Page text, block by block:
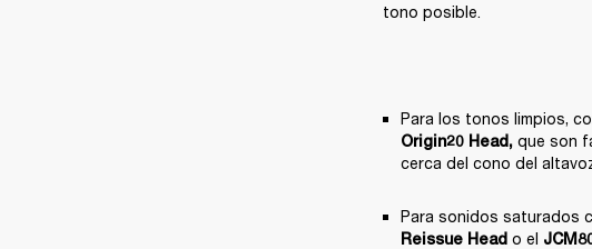
tono posible.
Para los tonos limpios,
Origin20 Head, que son
cerca del cono del
Para sonidos saturados
Reissue Head o el